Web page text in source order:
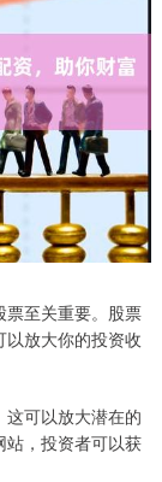
票至关重要。股票
放大你的投资收
可以放大潜在的
站，投资者可以获